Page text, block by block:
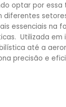
optar por essa
diferentes
essenciais na
Utilizada em
até a
precisão e